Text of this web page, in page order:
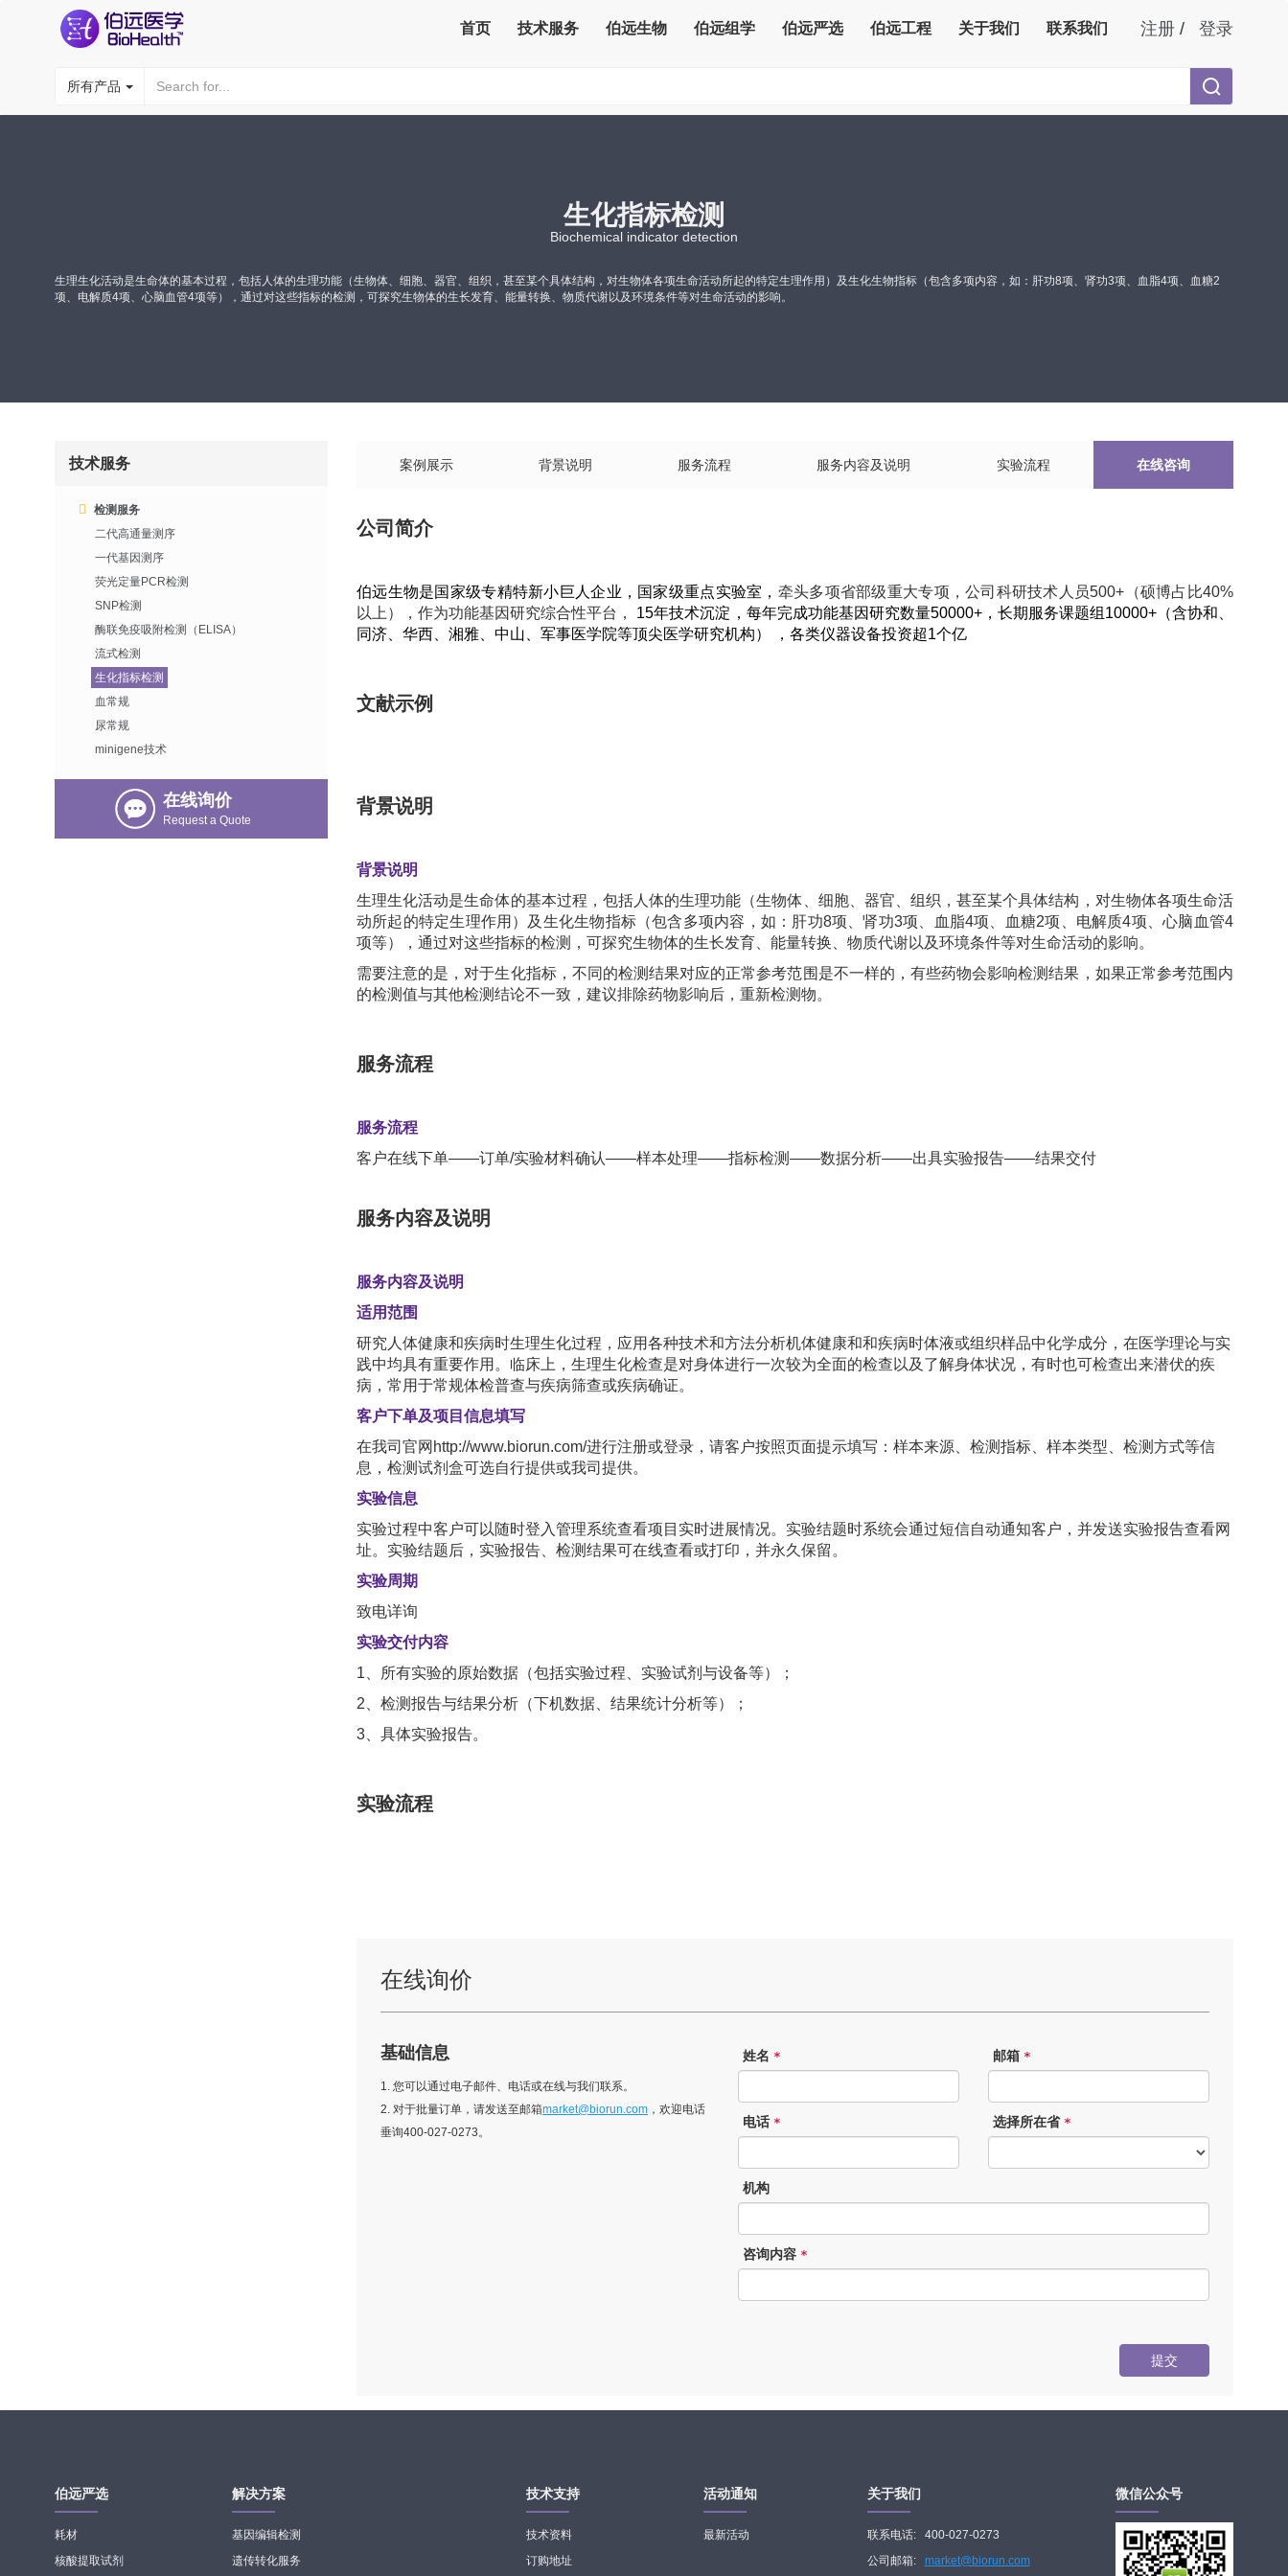
生化指标检测
Biochemical indicator detection
生理生化活动是生命体的基本过程，包括人体的生理功能（生物体、细胞、器官、组织，甚至某个具体结构，对生物体各项生命活动所起的特定生理作用）及生化生物指标（包含多项内容，如：肝功8项、肾功3项、血脂4项、血糖2
项、电解质4项、心脑血管4项等），通过对这些指标的检测，可探究生物体的生长发育、能量转换、物质代谢以及环境条件等对生命活动的影响。
技术服务
检测服务
二代高通量测序
一代基因测序
荧光定量PCR检测
SNP检测
酶联免疫吸附检测（ELISA）
流式检测
生化指标检测
血常规
尿常规
minigene技术
在线询价
Request a Quote
案例展示 背景说明 服务流程 服务内容及说明 实验流程 在线咨询
公司简介
伯远生物是国家级专精特新小巨人企业， 国家级重点实验室， 牵头多项省部级重大专项，公司科研技术人员500+（硕博占比40%
以上），作为功能基因研究综合性平台，
15年技术沉淀，每年完成功能基因研究数量50000+，长期服务课题组10000+（含协和、
同济、华西、湘雅、中山、军事医学院等顶尖医学研究机构）
， 各类仪器设备投资超1个亿
文献示例
背景说明
背景说明
生理生化活动是生命体的基本过程，包括人体的生理功能（生物体、细胞、器官、组织，甚至某个具体结构，对生物体各项生命活
动所起的特定生理作用）及生化生物指标（包含多项内容，如：肝功8项、肾功3项、血脂4项、血糖2项、电解质4项、心脑血管4
项等），通过对这些指标的检测，可探究生物体的生长发育、能量转换、物质代谢以及环境条件等对生命活动的影响。
需要注意的是，对于生化指标，不同的检测结果对应的正常参考范围是不一样的，有些药物会影响检测结果，如果正常参考范围内
的检测值与其他检测结论不一致，建议排除药物影响后，重新检测物。
服务流程
服务流程
客户在线下单——订单/实验材料确认——样本处理——指标检测——数据分析——出具实验报告——结果交付
服务内容及说明
服务内容及说明
适用范围
研究人体健康和疾病时生理生化过程，应用各种技术和方法分析机体健康和和疾病时体液或组织样品中化学成分，在医学理论与实
践中均具有重要作用。临床上，生理生化检查是对身体进行一次较为全面的检查以及了解身体状况，有时也可检查出来潜伏的疾
病，常用于常规体检普查与疾病筛查或疾病确证。
客户下单及项目信息填写
在我司官网http://www.biorun.com/进行注册或登录，请客户按照页面提示填写：样本来源、检测指标、样本类型、检测方式等信
息，检测试剂盒可选自行提供或我司提供。
实验信息
实验过程中客户可以随时登入管理系统查看项目实时进展情况。实验结题时系统会通过短信自动通知客户，并发送实验报告查看网
址。实验结题后，实验报告、检测结果可在线查看或打印，并永久保留。
实验周期
致电详询
实验交付内容
1、所有实验的原始数据（包括实验过程、实验试剂与设备等）；
2、检测报告与结果分析（下机数据、结果统计分析等）；
3、具体实验报告。
实验流程
在线询价
基础信息
1. 您可以通过电子邮件、电话或在线与我们联系。
2. 对于批量订单，请发送至邮箱market@biorun.com ，欢迎电话
垂询400-027-0273。
姓名 * 邮箱 *
电话 * 选择所在省 *
机构
咨询内容 *
提交
注册 / 登录
首页 技术服务 伯远生物 伯远组学 伯远严选 伯远工程 关于我们 联系我们
所有产品
伯远严选
耗材
核酸提取试剂
解决方案
基因编辑检测
遗传转化服务
技术支持
技术资料
订购地址
活动通知
最新活动
关于我们
联系电话:
400-027-0273
公司邮箱:
market@biorun.com
微信公众号